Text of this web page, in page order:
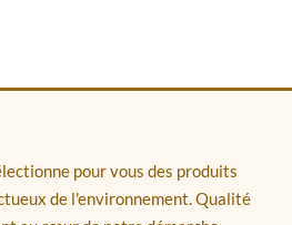
pour vous des produits
de l'environnement. Qualité